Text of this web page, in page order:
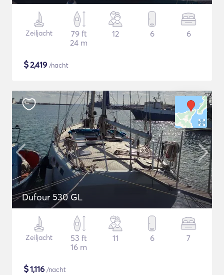
Zeiljacht
79 ft
24 m
12 6 6
$2,419 /nacht
Dufour 530 GL
Zeiljacht
53 ft
16 m
11 6 7
$1,116 /nacht